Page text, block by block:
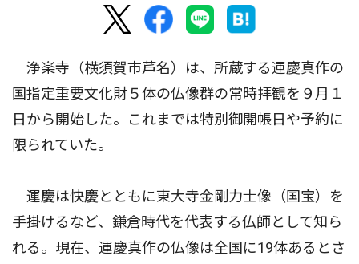
浄楽寺（横須賀市芦名）は、所蔵する運慶真作の
国指定重要文化財５体の仏像群の常時拝観を９月１
日から開始した。これまでは特別御開帳日や予約に
限られていた。
運慶は快慶とともに東大寺金剛力士像（国宝）を
手掛けるなど、鎌倉時代を代表する仏師として知ら
れる。現在、運慶真作の仏像は全国に19体あるとさ